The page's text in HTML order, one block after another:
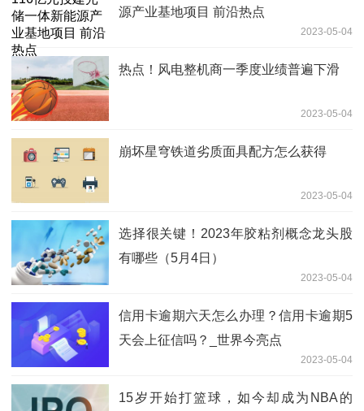
源产业基地项目 前沿热点
2023-05-04
热点！风电整机商一季度业绩普遍下滑
2023-05-04
崩坏星穹铁道劣质面具配方怎么获得
2023-05-04
选择很关键！2023年胶粘剂概念龙头股
有哪些（5月4日）
2023-05-04
信用卡逾期六天怎么办理？信用卡逾期5
天会上征信吗？_世界今亮点
2023-05-04
15岁开始打篮球，如今却成为NBA的